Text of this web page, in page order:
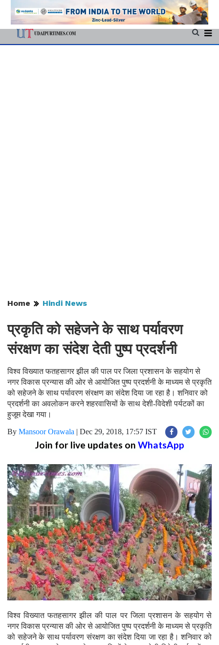
Home Hindi News
प्रकृति को सहेजने के साथ पर्यावरण
संरक्षण का संदेश देती पुष्प प्रदर्शनी
विश्व विख्यात फतहसागर झील की पाल पर जिला प्रशासन के सहयोग से
नगर विकास प्रन्यास की ओर से आयोजित पुष्प प्रदर्शनी के माध्यम से प्रकृति
को सहेजने के साथ पर्यावरण संरक्षण का संदेश दिया जा रहा है। शनिवार को
प्रदर्शनी का अवलोकन करने शहरवासियों के साथ देशी-विदेशी पर्यटकों का
हुजूम देखा गया।
By Mansoor Orawala | Dec 29, 2018, 17:57 IST
Join for live updates onWhatsApp
विश्व विख्यात फतहसागर झील की पाल पर जिला प्रशासन के सहयोग से
नगर विकास प्रन्यास की ओर से आयोजित पुष्प प्रदर्शनी के माध्यम से प्रकृति
को सहेजने के साथ पर्यावरण संरक्षण का संदेश दिया जा रहा है। शनिवार को